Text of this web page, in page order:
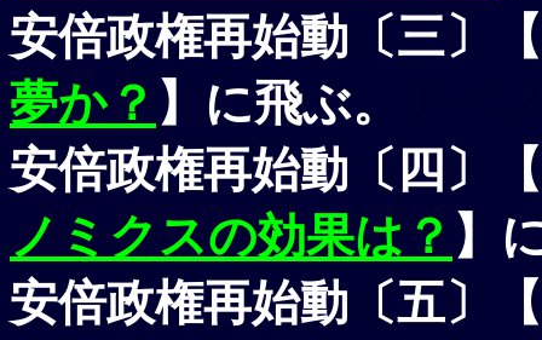
安倍政権再始動〔三〕【
夢か？ 】に飛ぶ。
安倍政権再始動〔四〕【
ノミクスの効果は？ 】
安倍政権再始動〔五〕【